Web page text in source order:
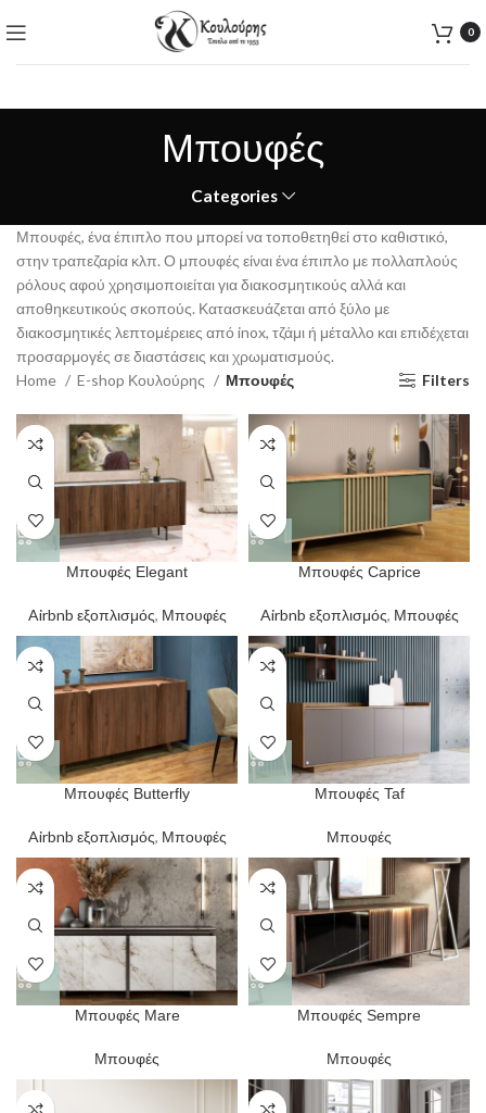
0
Μπουφές
Categories
Μπουφές, ένα έπιπλο που μπορεί να τοποθετηθεί στο καθιστικό,
στην τραπεζαρία κλπ. Ο μπουφές είναι ένα έπιπλο με πολλαπλούς
ρόλους αφού χρησιμοποιείται για διακοσμητικούς αλλά και
αποθηκευτικούς σκοπούς. Κατασκευάζεται από ξύλο με
διακοσμητικές λεπτομέρειες από inox, τζάμι ή μέταλλο και επιδέχεται
προσαρμογές σε διαστάσεις και χρωματισμούς.
Home
E-shop Κουλούρης Μπουφές Filters
Μπουφές Elegant
Airbnb εξοπλισμός, Μπουφές
Μπουφές Caprice
Airbnb εξοπλισμός, Μπουφές
Μπουφές Butterfly
Airbnb εξοπλισμός, Μπουφές
Μπουφές Taf
Μπουφές
Μπουφές Mare
Μπουφές
Μπουφές Sempre
Μπουφές